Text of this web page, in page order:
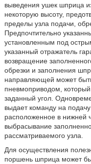
выведения ушек шприца
некоторую высоту,
пределы узла подачи,
Предпочтительно
установленным под
указанный отражатель
возвращение
обрезки и заполнения
направляющей может
пневмоприводом,
заданный угол.
выдает команду на подачу
расположенное в нижней
выбрасывание
рассматриваемого узла.
Для осуществления
поршень шприца может